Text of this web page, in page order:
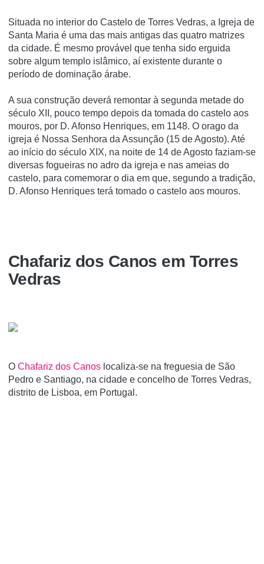
Situada no interior do Castelo de Torres Vedras, a Igreja de
Santa Maria é uma das mais antigas das quatro matrizes
da cidade. É mesmo provável que tenha sido erguida
sobre algum templo islâmico, aí existente durante o
período de dominação árabe.
A sua construção deverá remontar à segunda metade do
século XII, pouco tempo depois da tomada do castelo aos
mouros, por D. Afonso Henriques, em 1148. O orago da
igreja é Nossa Senhora da Assunção (15 de Agosto). Até
ao início do século XIX, na noite de 14 de Agosto faziam-se
diversas fogueiras no adro da igreja e nas ameias do
castelo, para comemorar o dia em que, segundo a tradição,
D. Afonso Henriques terá tomado o castelo aos mouros.
Chafariz dos Canos em Torres
Vedras
O Chafariz dos Canos localiza-se na freguesia de São
Pedro e Santiago, na cidade e concelho de Torres Vedras,
distrito de Lisboa, em Portugal.